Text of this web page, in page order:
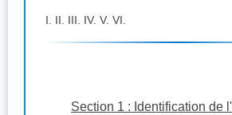
I. II. III. IV. V. VI.
Section 1 : Identification de